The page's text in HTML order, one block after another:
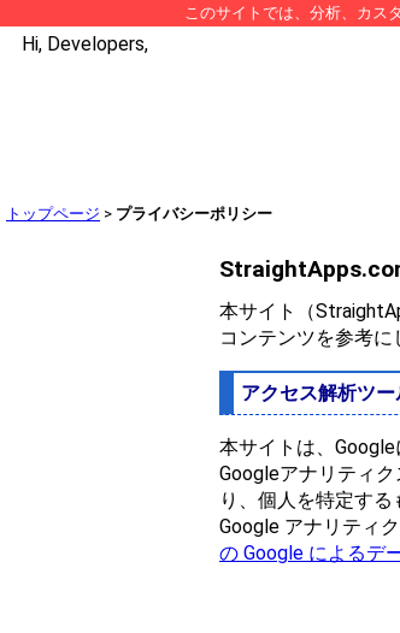
このサイトでは、分析、カス
Hi, Developers,
トップページ > プライバシーポリシー
本サイト（
コンテンツを参考に
アクセス解析ツ
本サイトは、
Googleアナリティ
り、個人を特定す
Google アナリティ
の Google によるデ